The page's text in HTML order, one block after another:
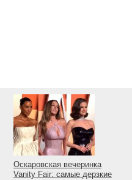
Оскаровская вечеринка
Vanity Fair: самые дерзкие